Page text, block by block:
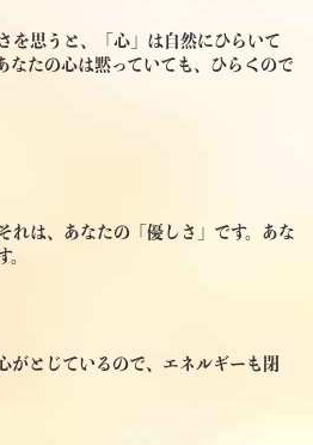
を思うと、「心」は自然にひらいて
なたの心は黙っていても、ひらくので
れは、あなたの「優しさ」です。あな
。
がとじているので、エネルギーも閉